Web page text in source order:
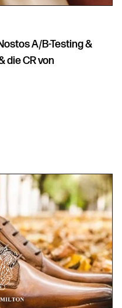
A/B-Testing &
die CR von